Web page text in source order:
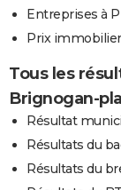
Entreprises à
Prix
Tous les
Brignogan-
Résultat
Résultats du
Résultats du